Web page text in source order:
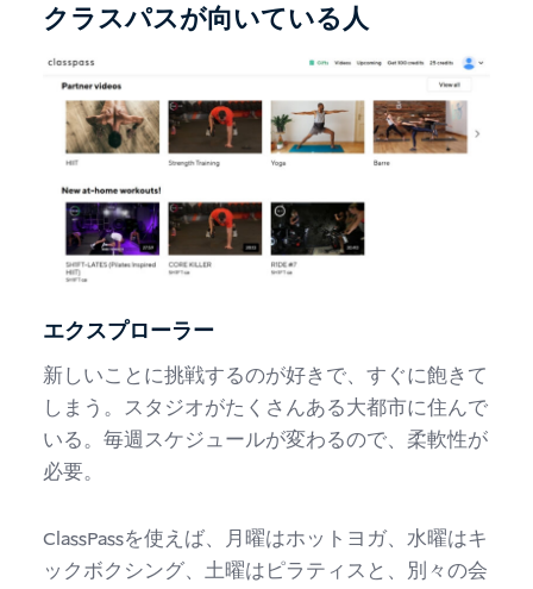
クラスパスが向いている人
エクスプローラー
新しいことに挑戦するのが好きで、すぐに飽きて
しまう。スタジオがたくさんある大都市に住んで
いる。毎週スケジュールが変わるので、柔軟性が
必要。
ClassPassを使えば、月曜はホットヨガ、水曜はキ
ックボクシング、土曜はピラティスと、別々の会